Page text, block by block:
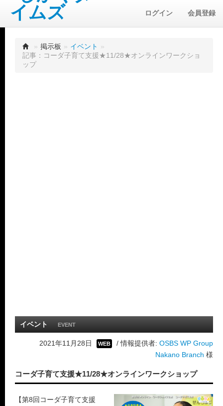
ログイン 会員登録
» 掲示板 » イベント »
記事：コーダ子育て支援★11/28★オンラインワークショ
ップ
イベント EVENT
2021年11月28日 WEB / 情報提供者: OSBS WP Group
Nakano Branch 様
コーダ子育て支援★11/28★オンラインワークショップ
【第8回コーダ子育て支援